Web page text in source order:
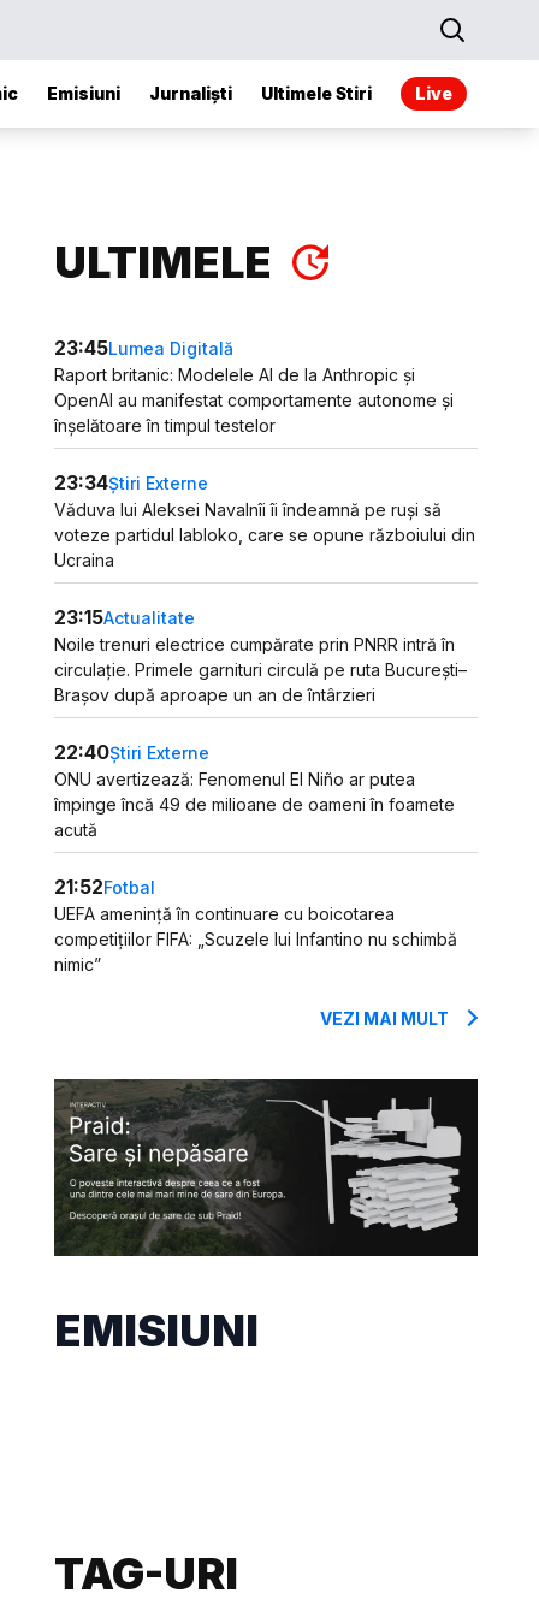
Emisiuni Jurnaliști Ultimele Stiri Live
ULTIMELE
23:45Lumea Digitală
Raport britanic: Modelele AI de la Anthropic și
OpenAI au manifestat comportamente autonome și
înșelătoare în timpul testelor
23:34Știri Externe
Văduva lui Aleksei Navalnîi îi îndeamnă pe ruși să
voteze partidul Iabloko, care se opune războiului din
Ucraina
23:15Actualitate
Noile trenuri electrice cumpărate prin PNRR intră în
circulație. Primele garnituri circulă pe ruta București–
Brașov după aproape un an de întârzieri
22:40Știri Externe
ONU avertizează: Fenomenul El Niño ar putea
împinge încă 49 de milioane de oameni în foamete
acută
21:52Fotbal
UEFA amenință în continuare cu boicotarea
competițiilor FIFA: „Scuzele lui Infantino nu schimbă
nimic”
VEZI MAI MULT
EMISIUNI
TAG-URI